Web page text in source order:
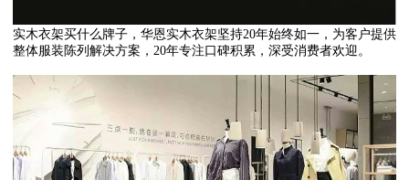
实木衣架买什么牌子，华恩实木衣架坚持20年始终如一，为客户提供
整体服装陈列解决方案，20年专注口碑积累，深受消费者欢迎。